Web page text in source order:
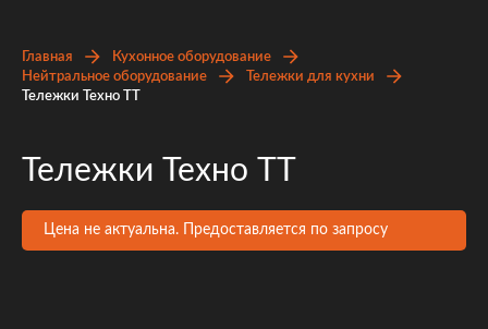
Главная
Кухонное оборудование
Нейтральное оборудование
Тележки для кухни
Тележки Техно ТТ
Тележки Техно ТТ
Цена не актуальна. Предоставляется по запросу